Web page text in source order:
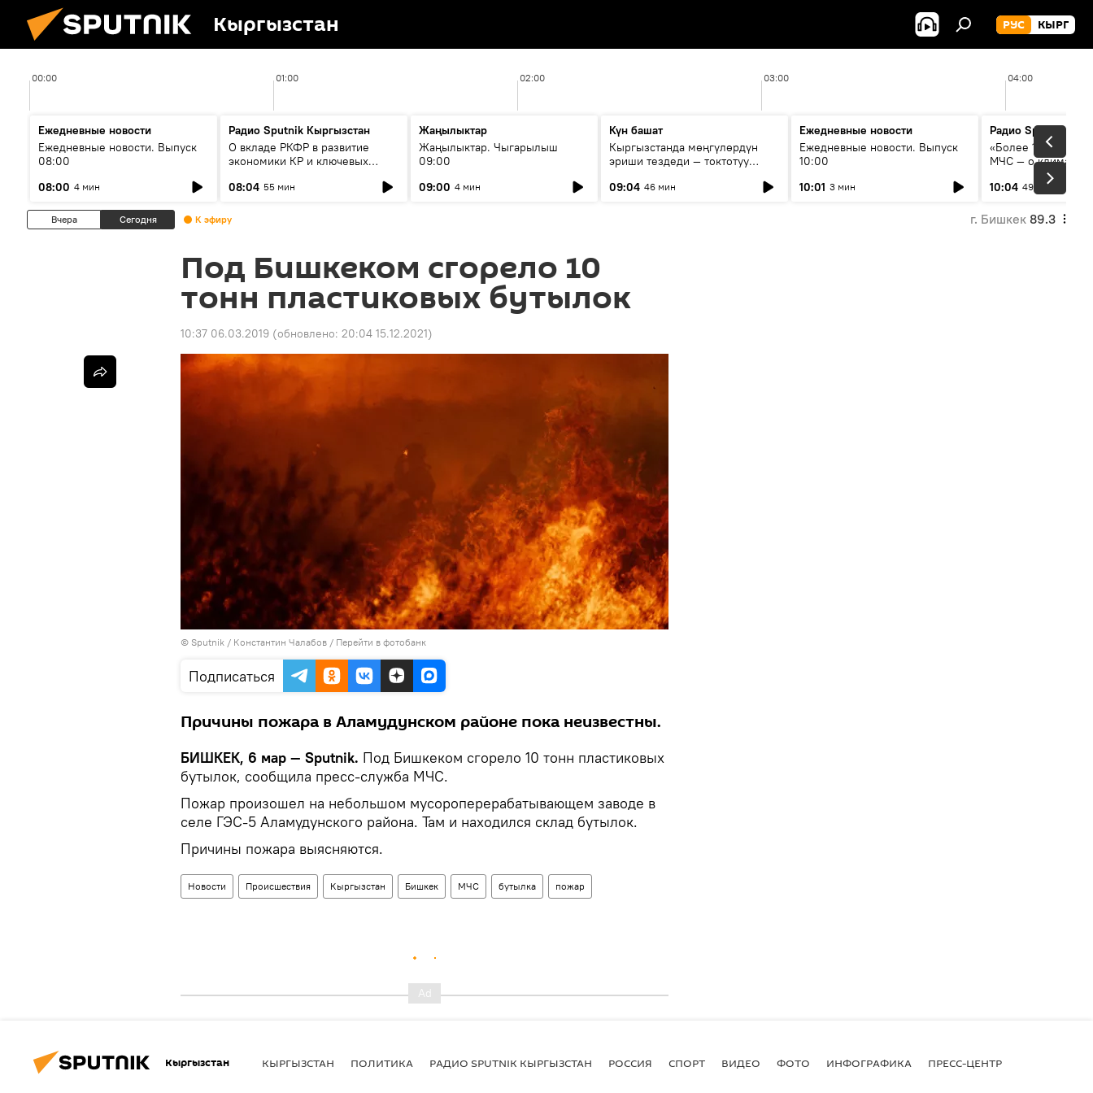
Кыргызстан РУС КЫРГ
00:00 01:00 02:00 03:00 04:00
Ежедневные новости
Ежедневные новости. Выпуск
08:00
08:00 4 мин
Радио Sputnik Кыргызстан
О вкладе РКФР в развитие
экономики КР и ключевых
08:04 55 мин
Жаңылыктар
Жаңылыктар. Чыгарылыш
09:00
09:00 4 мин
Күн башат
Кыргызстанда мөңгүлөрдүн
эриши тездеди — токтотуу
09:04 46 мин
Ежедневные новости
Ежедневные новости. Выпуск
10:00
10:01 3 мин
Радио Sputnik
«Более 1200 сёл в
МЧС — о климате,
системе
населения
10:04 49 мин
Вчера Сегодня К эфиру г. Бишкек 89.3
Под Бишкеком сгорело 10
тонн пластиковых бутылок
10:37 06.03.2019 (обновлено: 20:04 15.12.2021)
© Sputnik / Константин Чалабов / Перейти в фотобанк
Подписаться
Причины пожара в Аламудунском районе пока неизвестны.
БИШКЕК, 6 мар — Sputnik. Под Бишкеком сгорело 10 тонн пластиковых
бутылок, сообщила пресс-служба МЧС.
Пожар произошел на небольшом мусороперерабатывающем заводе в
селе ГЭС-5 Аламудунского района. Там и находился склад бутылок.
Причины пожара выясняются.
Новости Происшествия Кыргызстан Бишкек МЧС бутылка пожар
Кыргызстан КЫРГЫЗСТАН ПОЛИТИКА РАДИО SPUTNIK КЫРГЫЗСТАН РОССИЯ СПОРТ ВИДЕО ФОТО ИНФОГРАФИКА ПРЕСС-ЦЕНТР